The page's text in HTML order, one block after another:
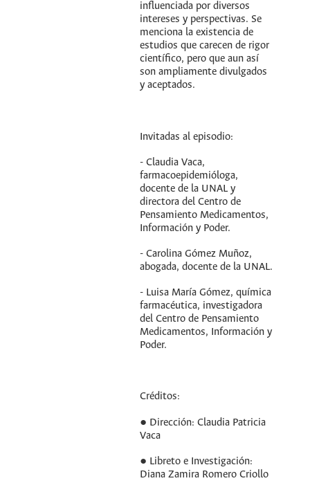
influenciada por diversos
intereses y perspectivas. Se
menciona la existencia de
estudios que carecen de rigor
científico, pero que aun así
son ampliamente divulgados
y aceptados.
Invitadas al episodio:
- Claudia Vaca,
farmacoepidemióloga,
docente de la UNAL y
directora del Centro de
Pensamiento Medicamentos,
Información y Poder.
- Carolina Gómez Muñoz,
abogada, docente de la UNAL.
- Luisa María Gómez, química
farmacéutica, investigadora
del Centro de Pensamiento
Medicamentos, Información y
Poder.
Créditos:
● Dirección: Claudia Patricia
Vaca
● Libreto e Investigación:
Diana Zamira Romero Criollo